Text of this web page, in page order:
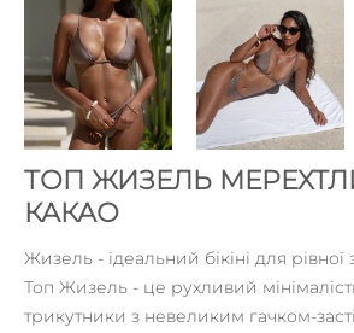
ТОП ЖИЗЕЛЬ
КАКАО
Жизель - ідеальний бікіні для рівної
Топ Жизель - це рухливий
трикутники з невеликим гачком-